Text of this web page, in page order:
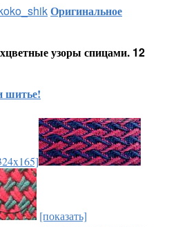
Оригинальное
узоры спицами. 12
шитье!
[показать]